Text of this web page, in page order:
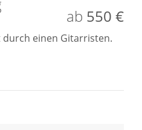
ab 550 €
durch einen Gitarristen.